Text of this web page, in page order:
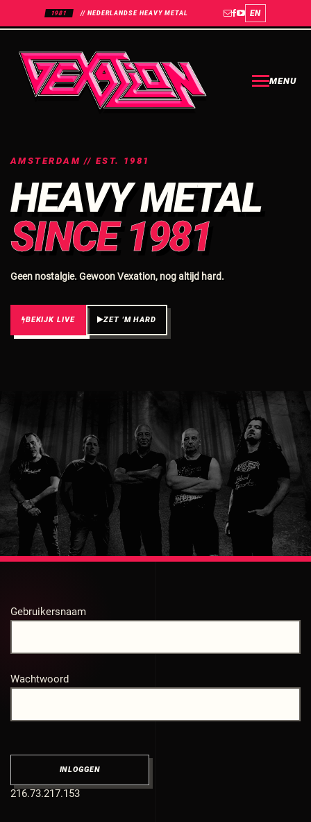
1981 // NEDERLANDSE HEAVY METAL EN
MENU
AMSTERDAM // EST. 1981
HEAVY METAL
SINCE 1981
Geen nostalgie. Gewoon Vexation, nog altijd hard.
BEKIJK LIVE ZET 'M HARD
Gebruikersnaam
Wachtwoord
216.73.217.153